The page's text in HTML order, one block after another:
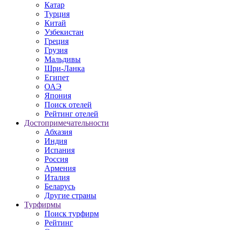
Катар
Турция
Китай
Узбекистан
Греция
Грузия
Мальдивы
Шри-Ланка
Египет
ОАЭ
Япония
Поиск отелей
Рейтинг отелей
Достопримечательности
Абхазия
Индия
Испания
Россия
Армения
Италия
Беларусь
Другие страны
Турфирмы
Поиск турфирм
Рейтинг